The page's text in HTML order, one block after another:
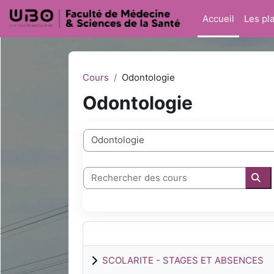
Accueil
Les
Cours Odontologie
Odontologie
Catégories de cours
Rechercher des cours
SCOLARITE - STAGES ET ABSENCES